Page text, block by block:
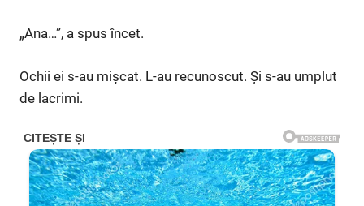
„Ana…”, a spus încet.
Ochii ei s-au mișcat. L-au recunoscut. Și s-au umplut
de lacrimi.